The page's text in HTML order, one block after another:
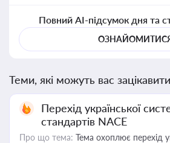
Повний AI-підсумок дня та
Теми, які можуть вас
Перехід української
стандартів NACE
Про що тема: Тема охоплює перехід